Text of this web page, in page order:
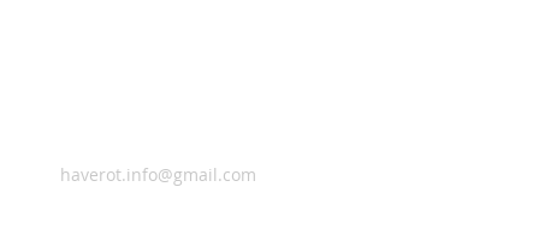
haverot.info@gmail.com